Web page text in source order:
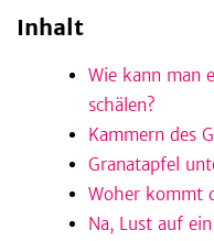
Inhalt
Wie kann man
schälen?
Kammern des
Granatapfel
Woher kommt
Na, Lust auf